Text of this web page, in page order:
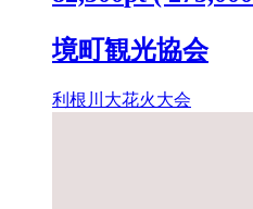
(ペア)] K2442
境町観光協会
利根川大花火大会